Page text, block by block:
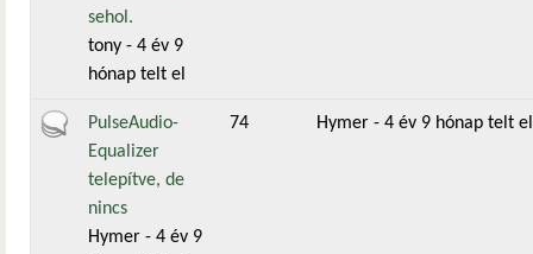
sehol.
tony - 4 év 9
hónap telt el
Aktív témaPulseAudio-
Equalizer
telepítve, de
nincs
Hymer - 4 év 9
74 Hymer - 4 év 9 hónap telt el